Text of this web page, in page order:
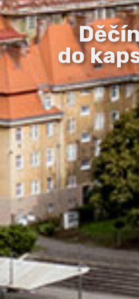
do